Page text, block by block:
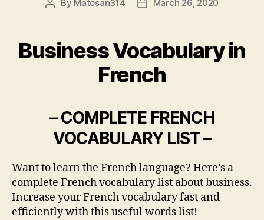
PostBy Matosan314
PostMarch 26, 2020
Business Vocabulary in
French
– COMPLETE FRENCH
VOCABULARY LIST –
Want to learn the French language? Here’s a
complete French vocabulary list about business.
Increase your French vocabulary fast and
efficiently with this useful words list!